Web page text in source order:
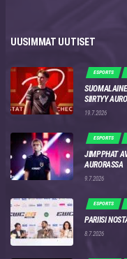
UUSIMMAT UUTISET
ESPORTS
SIIRTYY
19.7.2026
ESPORTS
JIMPPHAT
AURORASSA
9.7.2026
ESPORTS
PARIISI
8.7.2026